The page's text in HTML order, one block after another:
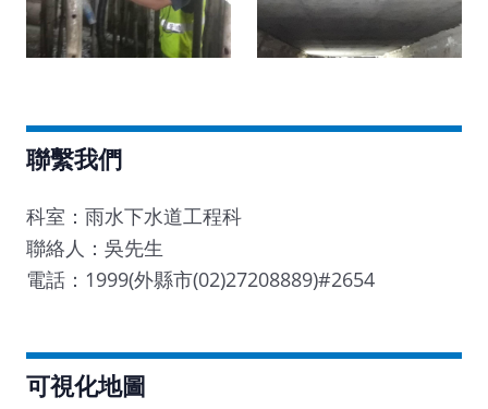
聯繫我們
科室：雨水下水道工程科
聯絡人：吳先生
電話：1999(外縣市(02)27208889)#2654
可視化地圖